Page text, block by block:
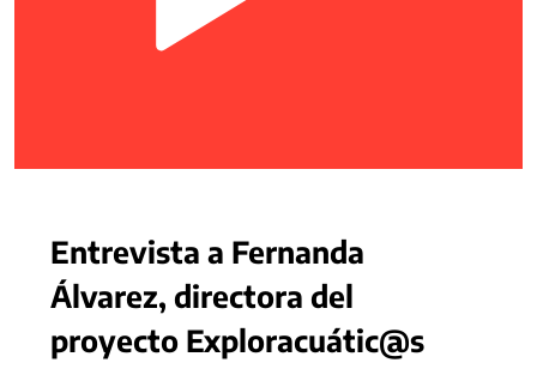
Entrevista a Fernanda
Álvarez, directora del
proyecto Exploracuátic@s